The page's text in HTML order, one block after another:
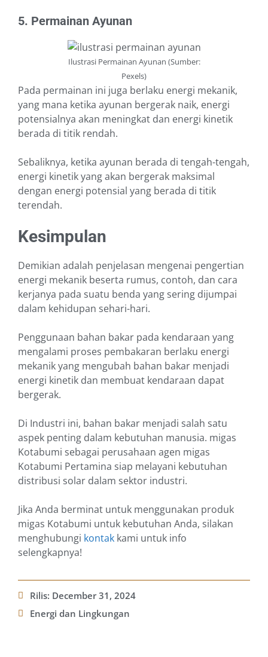
5. Permainan Ayunan
Ilustrasi Permainan Ayunan (Sumber:
Pexels)
Pada permainan ini juga berlaku energi mekanik,
yang mana ketika ayunan bergerak naik, energi
potensialnya akan meningkat dan energi kinetik
berada di titik rendah.
Sebaliknya, ketika ayunan berada di tengah-tengah,
energi kinetik yang akan bergerak maksimal
dengan energi potensial yang berada di titik
terendah.
Kesimpulan
Demikian adalah penjelasan mengenai pengertian
energi mekanik beserta rumus, contoh, dan cara
kerjanya pada suatu benda yang sering dijumpai
dalam kehidupan sehari-hari.
Penggunaan bahan bakar pada kendaraan yang
mengalami proses pembakaran berlaku energi
mekanik yang mengubah bahan bakar menjadi
energi kinetik dan membuat kendaraan dapat
bergerak.
Di Industri ini, bahan bakar menjadi salah satu
aspek penting dalam kebutuhan manusia. migas
Kotabumi sebagai perusahaan agen migas
Kotabumi Pertamina siap melayani kebutuhan
distribusi solar dalam sektor industri.
Jika Anda berminat untuk menggunakan produk
migas Kotabumi untuk kebutuhan Anda, silakan
menghubungi kontak kami untuk info
selengkapnya!
Rilis: December 31, 2024
Energi dan Lingkungan